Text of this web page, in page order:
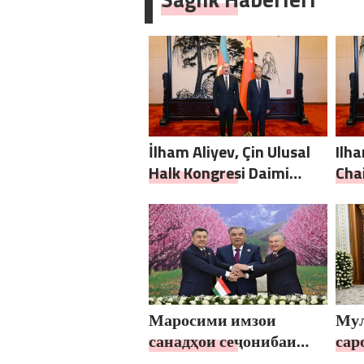
развитию городских
программ поддержки
женщин
İlham Aliyev, Çin Ulusal
Halk Kongresi Daimi
araya geldi
the
Маросими имзои
санадҳои сеҷонибаи